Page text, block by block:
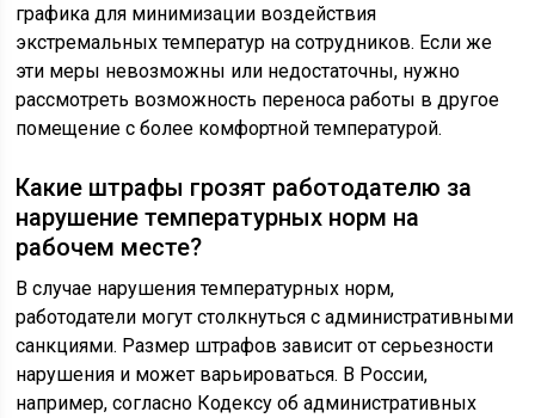
графика для минимизации воздействия
экстремальных температур на сотрудников. Если же
эти меры невозможны или недостаточны, нужно
рассмотреть возможность переноса работы в другое
помещение с более комфортной температурой.
Какие штрафы грозят работодателю за
нарушение температурных норм на
рабочем месте?
В случае нарушения температурных норм,
работодатели могут столкнуться с административными
санкциями. Размер штрафов зависит от серьезности
нарушения и может варьироваться. В России,
например, согласно Кодексу об административных